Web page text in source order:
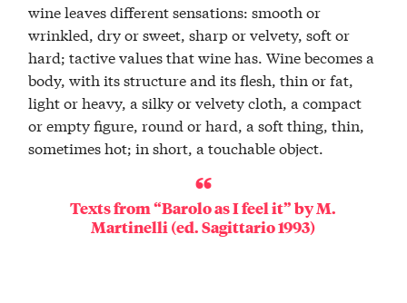
wine leaves different sensations: smooth or
wrinkled, dry or sweet, sharp or velvety, soft or
hard; tactive values that wine has. Wine becomes a
body, with its structure and its flesh, thin or fat,
light or heavy, a silky or velvety cloth, a compact
or empty figure, round or hard, a soft thing, thin,
sometimes hot; in short, a touchable object.
Texts from “Barolo as I feel it” by M.
Martinelli (ed. Sagittario 1993)